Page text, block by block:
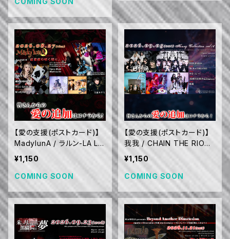
【愛の支援(ポストカード)】
MadylunA / ラルン-LA LU
NE- / 劇団ANDROGYNY /
吉田カナミ (8/27)
¥1,150
COMING SOON
【愛の支援(ポストカード)】
我我 / CHAIN THE RIOT
已己巳己(名古屋) / ゆるっ
と～！ / Ms.RedTHEATER
/ ALDEBARAN (9/5)
¥1,150
COMING SOON